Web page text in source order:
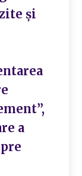
și
a